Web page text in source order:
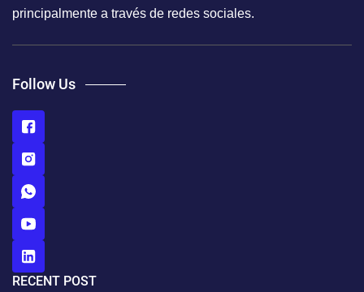
principalmente a través de redes sociales.
Follow Us
RECENT POST